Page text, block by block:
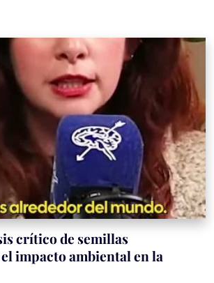
crítico de semillas
impacto ambiental en la